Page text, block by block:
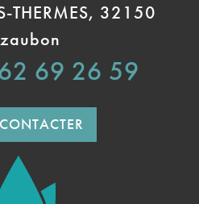
THERMES, 32150
69 26 59